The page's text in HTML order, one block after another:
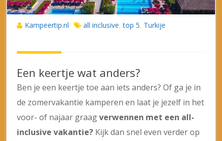
Kampeertip.nl all inclusive ,top 5 Turkije
Een keertje wat anders?
Ben je een keertje toe aan iets anders? Of ga je in
de zomervakantie kamperen en laat je jezelf in het
voor- of najaar graagverwennen met een all-
inclusive vakantie? Kijk dan snel even verder op